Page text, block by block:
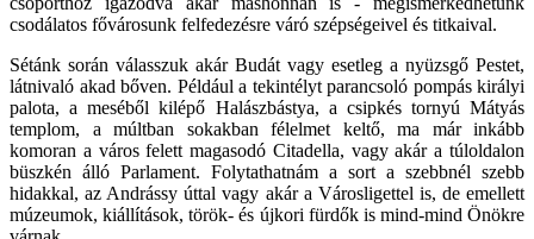
csodálatos fővárosunk felfedezésre váró szépségeivel és titkaival.
Sétánk során válasszuk akár Budát vagy esetleg a nyüzsgő Pestet,
látnivaló akad bőven. Például a tekintélyt parancsoló pompás királyi
palota, a meséből kilépő Halászbástya, a csipkés tornyú Mátyás
templom, a múltban sokakban félelmet keltő, ma már inkább
komoran a város felett magasodó Citadella, vagy akár a túloldalon
büszkén álló Parlament. Folytathatnám a sort a szebbnél szebb
hidakkal, az Andrássy úttal vagy akár a Városligettel is, de emellett
múzeumok, kiállítások, török- és újkori fürdők is mind-mind Önökre